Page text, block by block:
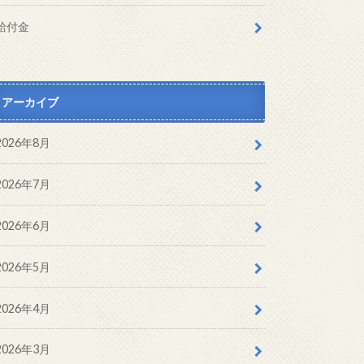
付金
アーカイブ
年8月
年7月
年6月
年5月
年4月
年3月